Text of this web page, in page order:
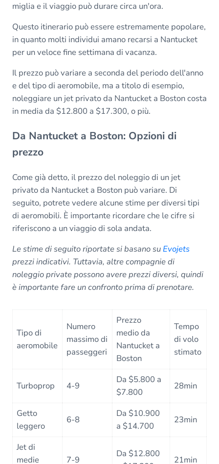
miglia e il viaggio può durare circa un'ora.
Questo itinerario può essere estremamente popolare,
in quanto molti individui amano recarsi a Nantucket
per un veloce fine settimana di vacanza.
Il prezzo può variare a seconda del periodo dell'anno
e del tipo di aeromobile, ma a titolo di esempio,
noleggiare un jet privato da Nantucket a Boston costa
in media da $12.800 a $17.300, o più.
Da Nantucket a Boston: Opzioni di
prezzo
Come già detto, il prezzo del noleggio di un jet
privato da Nantucket a Boston può variare. Di
seguito, potrete vedere alcune stime per diversi tipi
di aeromobili. È importante ricordare che le cifre si
riferiscono a un viaggio di sola andata.
Le stime di seguito riportate si basano suEvojets
prezzi indicativi. Tuttavia, altre compagnie di
noleggio private possono avere prezzi diversi, quindi
è importante fare un confronto prima di prenotare.
Tipo di
aeromobile
Numero
massimo di
passeggeri
Prezzo
medio da
Nantucket a
Boston
Tempo
di volo
stimato
Turboprop 4-9
Da $5.800 a
$7.800
28min
Getto
leggero
6-8
Da $10.900
a $14.700
23min
Jet di
medie
7-9
Da $12.800
21min